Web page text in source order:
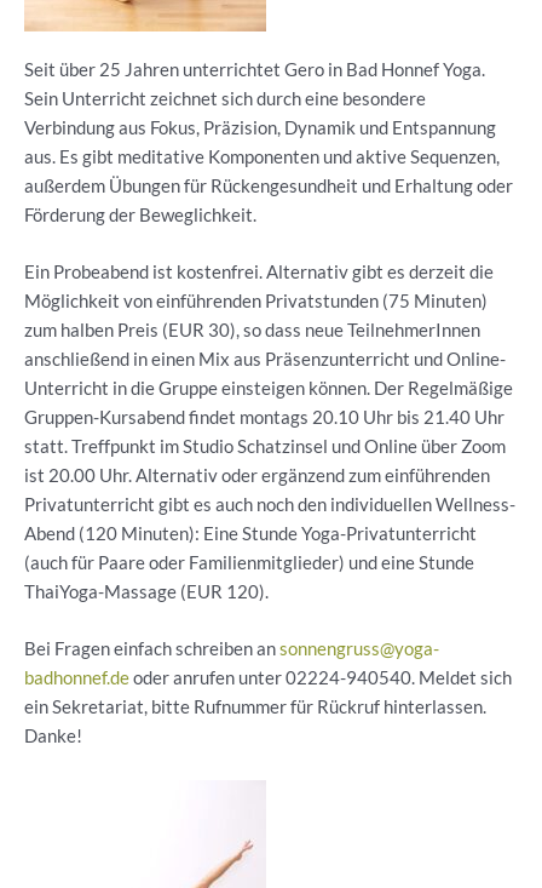
Seit über 25 Jahren unterrichtet Gero in Bad Honnef Yoga.
Sein Unterricht zeichnet sich durch eine besondere
Verbindung aus Fokus, Präzision, Dynamik und Entspannung
aus. Es gibt meditative Komponenten und aktive Sequenzen,
außerdem Übungen für Rückengesundheit und Erhaltung oder
Förderung der Beweglichkeit.
Ein Probeabend ist kostenfrei. Alternativ gibt es derzeit die
Möglichkeit von einführenden Privatstunden (75 Minuten)
zum halben Preis (EUR 30), so dass neue TeilnehmerInnen
anschließend in einen Mix aus Präsenzunterricht und Online-
Unterricht in die Gruppe einsteigen können. Der Regelmäßige
Gruppen-Kursabend findet montags 20.10 Uhr bis 21.40 Uhr
statt. Treffpunkt im Studio Schatzinsel und Online über Zoom
ist 20.00 Uhr. Alternativ oder ergänzend zum einführenden
Privatunterricht gibt es auch noch den individuellen Wellness-
Abend (120 Minuten): Eine Stunde Yoga-Privatunterricht
(auch für Paare oder Familienmitglieder) und eine Stunde
ThaiYoga-Massage (EUR 120).
Bei Fragen einfach schreiben ansonnengruss@yoga-
badhonnef.deoder anrufen unter 02224-940540. Meldet sich
ein Sekretariat, bitte Rufnummer für Rückruf hinterlassen.
Danke!